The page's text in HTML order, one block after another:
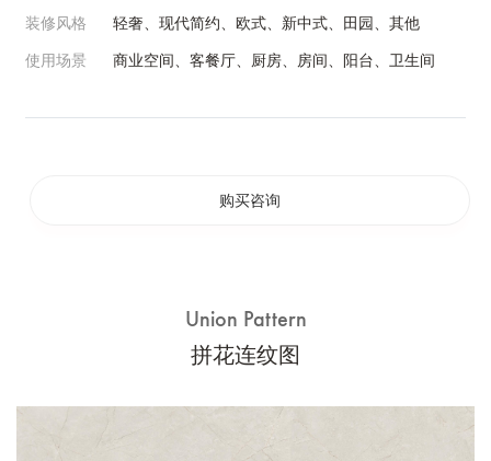
装修风格 轻奢、现代简约、欧式、新中式、田园、其他
使用场景 商业空间、客餐厅、厨房、房间、阳台、卫生间
购买咨询
Union Pattern
拼花连纹图